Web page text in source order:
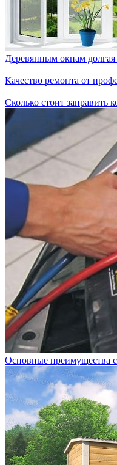
Деревянным окнам
Качество ремонта от
Сколько стоит заправить
Основные преимущества